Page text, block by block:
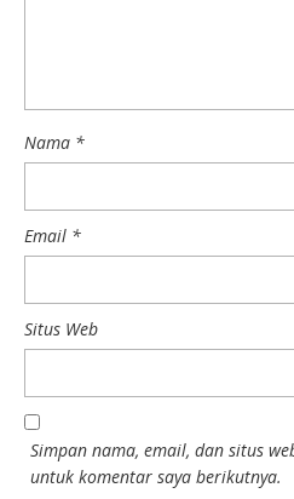
Nama *
Email *
Situs Web
Simpan nama, email, dan situs
untuk komentar saya berikutnya.